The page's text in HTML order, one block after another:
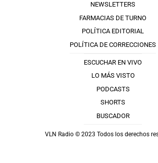
NEWSLETTERS
FARMACIAS DE TURNO
POLÍTICA EDITORIAL
POLÍTICA DE CORRECCIONES
ESCUCHAR EN VIVO
LO MÁS VISTO
PODCASTS
SHORTS
BUSCADOR
VLN Radio © 2023 Todos los derechos